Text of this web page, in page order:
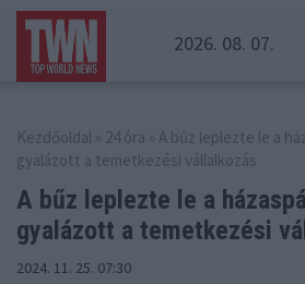
2026. 08. 07.
Kezdőoldal » 24 óra » A bűz leplezte le a
gyalázott a temetkezési vállalkozás
A bűz leplezte le a
gyalázott a temetkezési
2024. 11. 25. 07:30